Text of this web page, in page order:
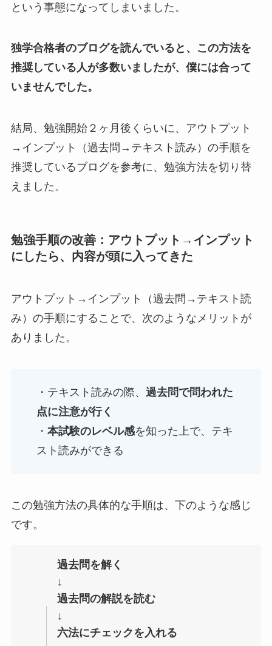
という事態になってしまいました。
独学合格者のブログを読んでいると、この方法を
推奨している人が多数いましたが、僕には合って
いませんでした。
結局、勉強開始２ヶ月後くらいに、アウトプット
→インプット（過去問→テキスト読み）の手順を
推奨しているブログを参考に、勉強方法を切り替
えました。
勉強手順の改善：アウトプット→インプット
にしたら、内容が頭に入ってきた
アウトプット→インプット（過去問→テキスト読
み）の手順にすることで、次のようなメリットが
ありました。
・テキスト読みの際、過去問で問われた
点に注意が行く
・本試験のレベル感を知った上で、テキ
スト読みができる
この勉強方法の具体的な手順は、下のような感じ
です。
過去問を解く
↓
過去問の解説を読む
↓
六法にチェックを入れる